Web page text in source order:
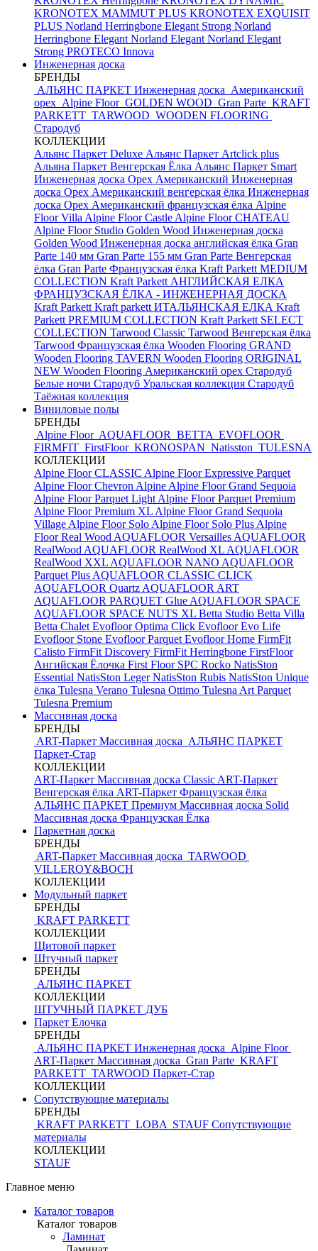
KRONOTEX MAMMUT PLUS KRONOTEX EXQUISIT
PLUS Norland Herringbone Elegant Strong Norland
Herringbone Elegant Norland Elegant Norland Elegant
Strong PROTECO Innova
Инженерная доска
БРЕНДЫ
АЛЬЯНС ПАРКЕТ Инженерная доска Американский
орех Alpine Floor GOLDEN WOOD Gran Parte KRAFT
PARKETT TARWOOD WOODEN FLOORING
Стародуб
КОЛЛЕКЦИИ
Альянс Паркет Deluxe Альянс Паркет Artclick plus
Альяна Паркет Венгерская Ёлка Альянс Паркет Smart
Инженерная доска Орех Американский Инженерная
доска Орех Американский венгерская ёлка Инженерная
доска Орех Американский французская ёлка Alpine
Floor Villa Alpine Floor Castle Alpine Floor CHATEAU
Alpine Floor Studio Golden Wood Инженерная доска
Golden Wood Инженерная доска английская ёлка Gran
Parte 140 мм Gran Parte 155 мм Gran Parte Венгерская
ёлка Gran Parte Французская ёлка Kraft Parkett MEDIUM
COLLECTION Kraft Parkett АНГЛИЙСКАЯ ЕЛКА
ФРАНЦУЗСКАЯ ЁЛКА - ИНЖЕНЕРНАЯ ДОСКА
Kraft Parkett Kraft parkett ИТАЛЬЯНСКАЯ ЕЛКА Kraft
Parkett PREMIUM COLLECTION Kraft Parkett SELECT
COLLECTION Tarwood Classic Tarwood Венгерская ёлка
Tarwood Французская ёлка Wooden Flooring GRAND
Wooden Flooring TAVERN Wooden Flooring ORIGINAL
NEW Wooden Flooring Американский орех Стародуб
Белые ночи Стародуб Уральская коллекция Стародуб
Таёжная коллекция
Виниловые полы
БРЕНДЫ
Alpine Floor AQUAFLOOR BETTA EVOFLOOR
FIRMFIT FirstFloor KRONOSPAN Natisston TULESNA
КОЛЛЕКЦИИ
Alpine Floor CLASSIC Alpine Floor Expressive Parquet
Alpine Floor Chevron Alpine Alpine Floor Grand Sequoia
Alpine Floor Parquet Light Alpine Floor Parquet Premium
Alpine Floor Premium XL Alpine Floor Grand Sequoia
Village Alpine Floor Solo Alpine Floor Solo Plus Alpine
Floor Real Wood AQUAFLOOR Versailles AQUAFLOOR
RealWood AQUAFLOOR RealWood XL AQUAFLOOR
RealWood XXL AQUAFLOOR NANO AQUAFLOOR
Parquet Plus AQUAFLOOR CLASSIC CLICK
AQUAFLOOR Quartz AQUAFLOOR ART
AQUAFLOOR PARQUET Glue AQUAFLOOR SPACE
AQUAFLOOR SPACE NUTS XL Betta Studio Betta Villa
Betta Chalet Evofloor Optima Click Evofloor Evo Life
Evofloor Stone Evofloor Parquet Evofloor Home FirmFit
Calisto FirmFit Discovery FirmFit Herringbone FirstFloor
Ангийская Ёлочка First Floor SPC Rocko NatisSton
Essential NatisSton LegerNatisSton Rubis NatisSton Unique
ёлка Tulesna Verano Tulesna Ottimo Tulesna Art Parquet
Tulesna Premium
Массивная доска
БРЕНДЫ
ART-Паркет Массивная доска АЛЬЯНС ПАРКЕТ
Паркет-Стар
КОЛЛЕКЦИИ
ART-Паркет Массивная доска Classic ART-Паркет
Венгерская ёлка ART-Паркет Французская ёлка
АЛЬЯНС ПАРКЕТ Премиум Массивная доска Solid
Массивная доска Французская Ёлка
Паркетная доска
БРЕНДЫ
ART-Паркет Массивная доска TARWOOD
VILLEROY&BOCH
КОЛЛЕКЦИИ
Модульный паркет
БРЕНДЫ
KRAFT PARKETT
КОЛЛЕКЦИИ
Щитовой паркет
Штучный паркет
БРЕНДЫ
АЛЬЯНС ПАРКЕТ
КОЛЛЕКЦИИ
ШТУЧНЫЙ ПАРКЕТ ДУБ
Паркет Елочка
БРЕНДЫ
АЛЬЯНС ПАРКЕТ Инженерная доска Alpine Floor
ART-Паркет Массивная доска Gran Parte KRAFT
PARKETT TARWOOD Паркет-Стар
КОЛЛЕКЦИИ
Сопутствующие материалы
БРЕНДЫ
KRAFT PARKETT LOBA STAUF Сопутствующие
материалы
КОЛЛЕКЦИИ
STAUF
Главное меню
Каталог товаров
Каталог товаров
Ламинат